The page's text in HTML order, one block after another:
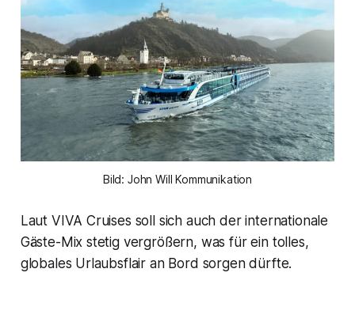
Bild: John Will Kommunikation
Laut VIVA Cruises soll sich auch der internationale
Gäste-Mix stetig vergrößern, was für ein tolles,
globales Urlaubsflair an Bord sorgen dürfte.